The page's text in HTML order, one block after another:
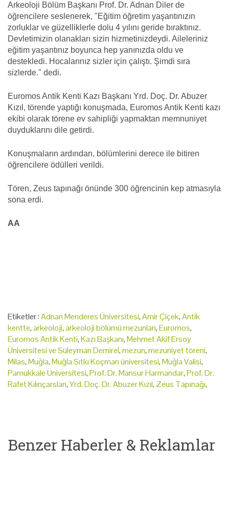
Arkeoloji Bölüm Başkanı Prof. Dr. Adnan Diler de
öğrencilere seslenerek, "Eğitim öğretim yaşantınızın
zorluklar ve güzelliklerle dolu 4 yılını geride bıraktınız.
Devletimizin olanakları sizin hizmetinizdeydi. Aileleriniz
eğitim yaşantınız boyunca hep yanınızda oldu ve
destekledi. Hocalarınız sizler için çalıştı. Şimdi sıra
sizlerde." dedi.
Euromos Antik Kenti Kazı Başkanı Yrd. Doç. Dr. Abuzer
Kızıl, törende yaptığı konuşmada, Euromos Antik Kenti kazı
ekibi olarak törene ev sahipliği yapmaktan memnuniyet
duyduklarını dile getirdi.
Konuşmaların ardından, bölümlerini derece ile bitiren
öğrencilere ödülleri verildi.
Tören, Zeus tapınağı önünde 300 öğrencinin kep atmasıyla
sona erdi.
AA
Etiketler :Adnan Menderes Üniversitesi,Amir Çiçek,Antik
kentte,arkeoloji,arkeoloji bölümü mezunları,Euromos,
Euromos Antik Kenti,Kazı Başkanı,Mehmet Akif Ersoy
Üniversitesi ve Süleyman Demirel,mezun,mezuniyet töreni,
Milas,Muğla,Muğla Sıtkı Koçman üniversitesi,Muğla Valisi,
Pamukkale Üniversitesi,Prof. Dr. Mansur Harmandar,Prof. Dr.
Rafet Kılınçarslan,Yrd. Doç. Dr. Abuzer Kızıl, Zeus Tapınağı,
Benzer Haberler & Reklamlar